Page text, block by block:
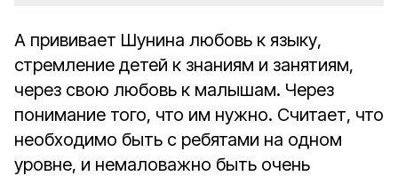
А прививает Шунина любовь к языку,
стремление детей к знаниям и занятиям,
через свою любовь к малышам. Через
понимание того, что им нужно. Считает, что
необходимо быть с ребятами на одном
уровне, и немаловажно быть очень